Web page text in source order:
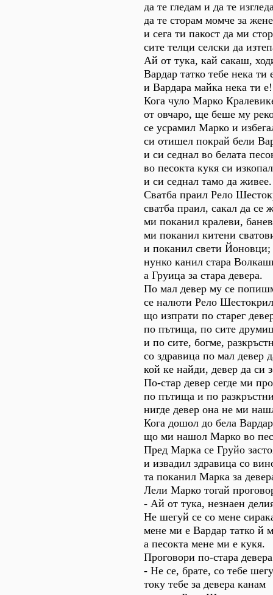
да те гледам и да те
да те сторам момче за
и сега ти пакост да ми
сите телци селски да
Ай от тука, кай сакаш,
Вардар татко тебе нека ти
и Вардара майка нека ти е!
Кога чуло Марко
от овчаро, ще беше му
се усрамил Марко и
си отишел покрай бели
и си седнал во белата
во песокта кукя си изкопал
и си седнал тамо да живее.
Сватба праил Рело
сватба праил, сакал да се
ми поканил кралеви,
ми поканил китени
и поканил свети Йоновци;
нунко канил стара
а Груица за стара девера.
По мал девер му се
се налюти Рело
що изпрати по старег
по пътища, по сите
и по сите, богме,
со здравица по мал девер
кой ке найди, девер да си
По-стар девер сегде ми
по пътища и по
нигде девер она не ми
Кога дошол до бела
що ми нашол Марко во
Пред Марка се Груйо
и извадил здравица со
та поканил Марка за
Лели Марко тогай
- Ай от тука, незнаен
Не шегуй се со мене
мене ми е Вардар татко й
а песокта мене ми е кукя.
Проговори по-стара
- Не се, брате, со тебе
току тебе за девера канам